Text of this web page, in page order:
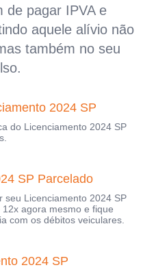
de pagar IPVA e
aquele alívio não
também no seu
2024 SP
do Licenciamento 2024 SP
SP Parcelado
seu Licenciamento 2024 SP
agora mesmo e fique
com os débitos veiculares.
2024 SP